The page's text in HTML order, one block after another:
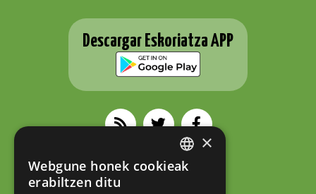
Descargar Eskoriatza APP
ESKORIATZAKO UDALA
Fernando Eskoriatza plaza 1
BASQUE
×
Webgune honek cookieak
erabiltzen ditu